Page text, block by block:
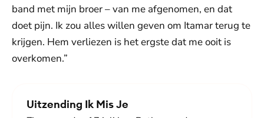
band met mijn broer – van me afgenomen, en dat
doet pijn. Ik zou alles willen geven om Itamar terug te
krijgen. Hem verliezen is het ergste dat me ooit is
overkomen.”
Uitzending Ik Mis Je